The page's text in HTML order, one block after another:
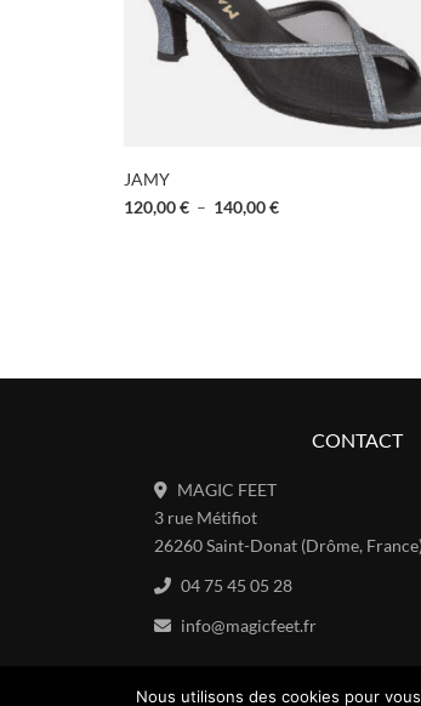
JAMY
120,00€ – 140,00€
CONTACT
MAGIC FEET
3 rue Métifiot
26260 Saint-Donat (Drôme, France)
04 75 45 05 28
info@magicfeet.fr
Nous utilisons des cookies pour